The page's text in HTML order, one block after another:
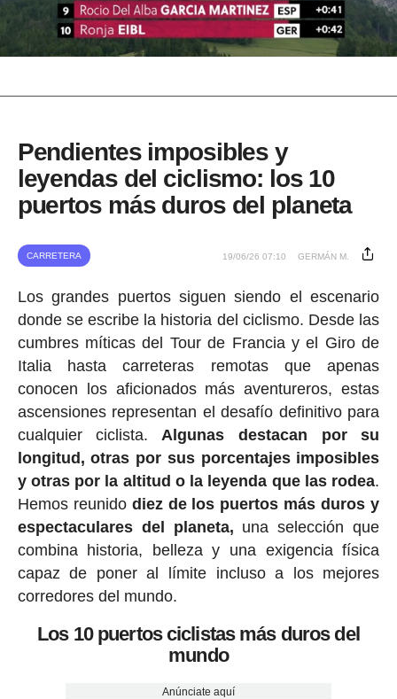
Pendientes imposibles y
leyendas del ciclismo: los 10
puertos más duros del planeta
CARRETERA 19/06/26 07:10 GERMÁN M.
Los grandes puertos siguen siendo el escenario
donde se escribe la historia del ciclismo. Desde las
cumbres míticas del Tour de Francia y el Giro de
Italia hasta carreteras remotas que apenas
conocen los aficionados más aventureros, estas
ascensiones representan el desafío definitivo para
cualquier ciclista. Algunas destacan por su
longitud, otras por sus porcentajes imposibles
y otras por la altitud o la leyenda que las rodea.
Hemos reunido diez de los puertos más duros y
espectaculares del planeta, una selección que
combina historia, belleza y una exigencia física
capaz de poner al límite incluso a los mejores
corredores del mundo.
Los 10 puertos ciclistas más duros del
mundo
Anúnciate aquí